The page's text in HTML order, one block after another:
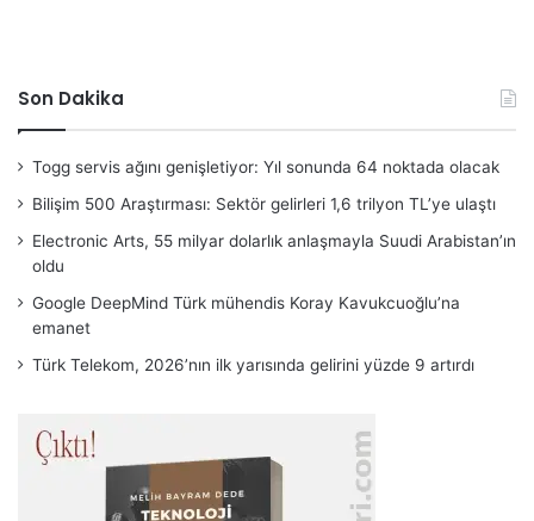
Son Dakika
Togg servis ağını genişletiyor: Yıl sonunda 64 noktada olacak
Bilişim 500 Araştırması: Sektör gelirleri 1,6 trilyon TL’ye ulaştı
Electronic Arts, 55 milyar dolarlık anlaşmayla Suudi Arabistan’ın
oldu
Google DeepMind Türk mühendis Koray Kavukcuoğlu’na
emanet
Türk Telekom, 2026’nın ilk yarısında gelirini yüzde 9 artırdı